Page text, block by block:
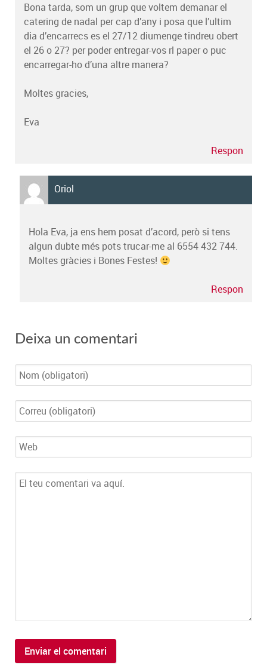
Bona tarda, som un grup que voltem demanar el
catering de nadal per cap d’any i posa que l’ultim
dia d’encarrecs es el 27/12 diumenge tindreu obert
el 26 o 27? per poder entregar-vos rl paper o puc
encarregar-ho d’una altre manera?
Moltes gracies,
Eva
Respon
Oriol
Hola Eva, ja ens hem posat d’acord, però si tens
algun dubte més pots trucar-me al 6554 432 744.
Moltes gràcies i Bones Festes!
Respon
Deixa un comentari